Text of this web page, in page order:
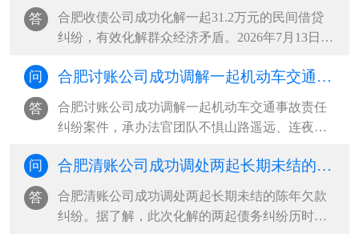
琐事频繁争吵，夫妻感情日渐淡薄，矛盾持续升
级，女方最终向法院递交离婚诉讼···
答
合肥收债公司成功化解一起31.2万元的民间借贷
纠纷，有效化解群众经济矛盾。2026年7月13日，
动到托里县综治中心司法局人民调解窗口申请调
解。经查，2026年7月1日，被申请人因资金周转
困难，向申请人借款312000元，并···
问 合肥讨账公司成功调解一起机动车交通事故责任纠纷案件，承办法官团队不惧山路遥远、连夜上门收取赔偿款
答
合肥讨账公司成功调解一起机动车交通事故责任
纠纷案件，承办法官团队不惧山路遥远、连夜上
纠纷，案件受理后，承办法官多方查找，始终未
能联系上本案被告。考虑到案件标的不大、矛盾
尚有调和空间，办案人员持续开展···
问 合肥清账公司成功调处两起长期未结的陈年欠款纠纷
答
合肥清账公司成功调处两起长期未结的陈年欠款
纠纷。据了解，此次化解的两起债务纠纷历时久